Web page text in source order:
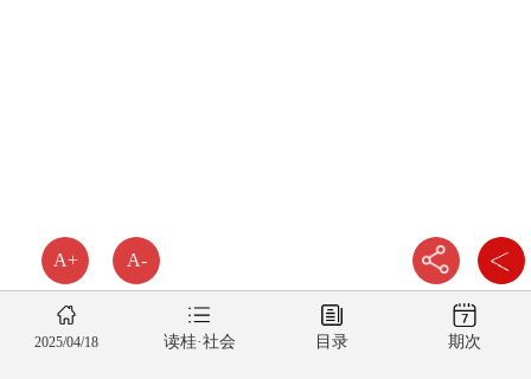
A+ A-
2025/04/18 读桂·社会 目录 期次